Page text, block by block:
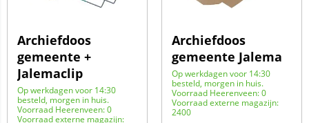
Archiefdoos
gemeente +
Jalemaclip
Op werkdagen voor 14:30
besteld, morgen in huis.
Voorraad Heerenveen: 0
Voorraad externe magazijn:
Archiefdoos
gemeente Jalema
Op werkdagen voor 14:30
besteld, morgen in huis.
Voorraad Heerenveen: 0
Voorraad externe magazijn:
2400